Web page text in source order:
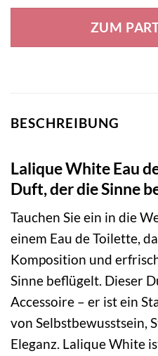
ZUM
BESCHREIBUNG
Lalique White Eau
Duft, der die Sinne
Tauchen Sie ein in die
einem Eau de Toilette,
Komposition und
Sinne beflügelt. Dieser
Accessoire – er ist ein
von Selbstbewusstsein,
Eleganz. Lalique White